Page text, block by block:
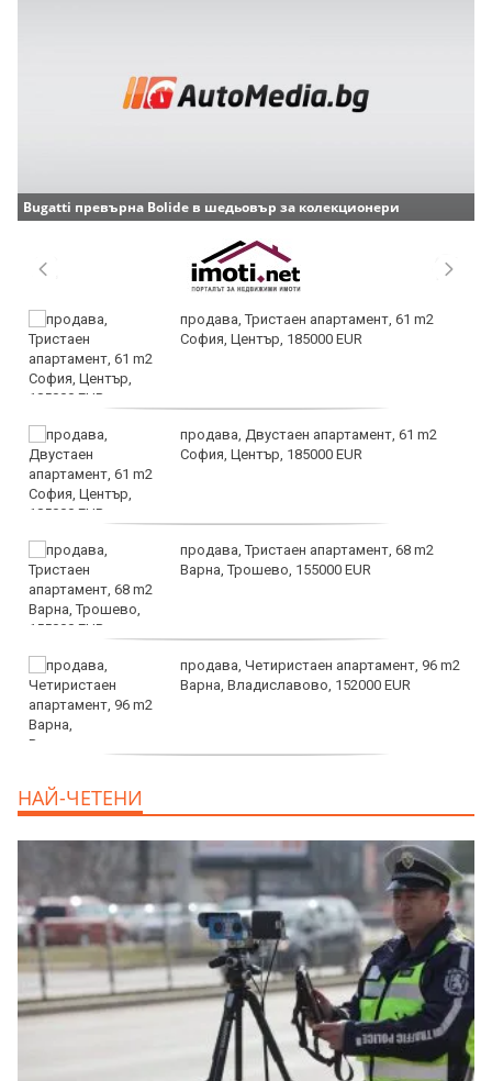
Bugatti превърна Bolide в шедьовър за колекционери
продава, Тристаен апартамент, 61 m2
София, Център, 185000 EUR
продава, Двустаен апартамент, 61 m2
София, Център, 185000 EUR
продава, Тристаен апартамент, 68 m2
Варна, Трошево, 155000 EUR
продава, Четиристаен апартамент, 96 m2
Варна, Владиславово, 152000 EUR
НАЙ-ЧЕТЕНИ